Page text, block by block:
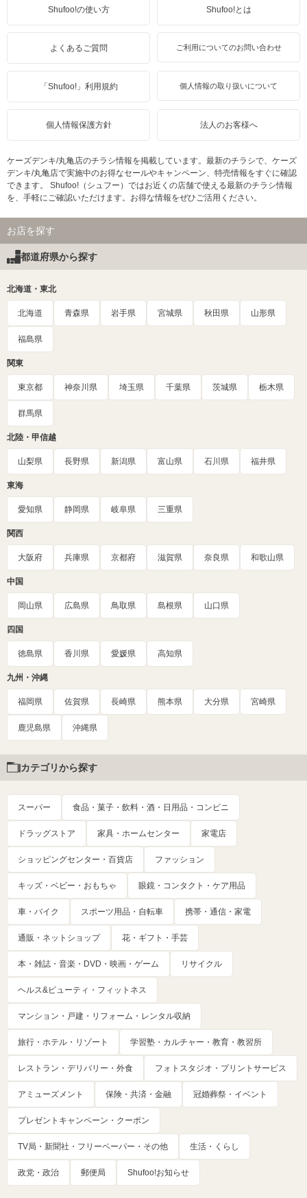
Shufoo!の使い方 Shufoo!とは
よくあるご質問 ご利用についてのお問い合わせ
「Shufoo!」利用規約 個人情報の取り扱いについて
個人情報保護方針 法人のお客様へ
ケーズデンキ/丸亀店のチラシ情報を掲載しています。最新のチラシで、ケーズ
デンキ/丸亀店で実施中のお得なセールやキャンペーン、特売情報をすぐに確認
できます。 Shufoo!（シュフー）ではお近くの店舗で使える最新のチラシ情報
を、手軽にご確認いただけます。お得な情報をぜひご活用ください。
お店を探す
都道府県から探す
北海道・東北
北海道 青森県 岩手県 宮城県 秋田県 山形県
福島県
関東
東京都 神奈川県 埼玉県 千葉県 茨城県 栃木県
群馬県
北陸・甲信越
山梨県 長野県 新潟県 富山県 石川県 福井県
東海
愛知県 静岡県 岐阜県 三重県
関西
大阪府 兵庫県 京都府 滋賀県 奈良県 和歌山県
中国
岡山県 広島県 鳥取県 島根県 山口県
四国
徳島県 香川県 愛媛県 高知県
九州・沖縄
福岡県 佐賀県 長崎県 熊本県 大分県 宮崎県
鹿児島県 沖縄県
カテゴリから探す
スーパー 食品・菓子・飲料・酒・日用品・コンビニ
ドラッグストア 家具・ホームセンター 家電店
ショッピングセンター・百貨店 ファッション
キッズ・ベビー・おもちゃ 眼鏡・コンタクト・ケア用品
車・バイク スポーツ用品・自転車 携帯・通信・家電
通販・ネットショップ 花・ギフト・手芸
本・雑誌・音楽・DVD・映画・ゲーム リサイクル
ヘルス&ビューティ・フィットネス
マンション・戸建・リフォーム・レンタル収納
旅行・ホテル・リゾート 学習塾・カルチャー・教育・教習所
レストラン・デリバリー・外食 フォトスタジオ・プリントサービス
アミューズメント 保険・共済・金融 冠婚葬祭・イベント
プレゼントキャンペーン・クーポン
TV局・新聞社・フリーペーパー・その他 生活・くらし
政党・政治 郵便局 Shufoo!お知らせ